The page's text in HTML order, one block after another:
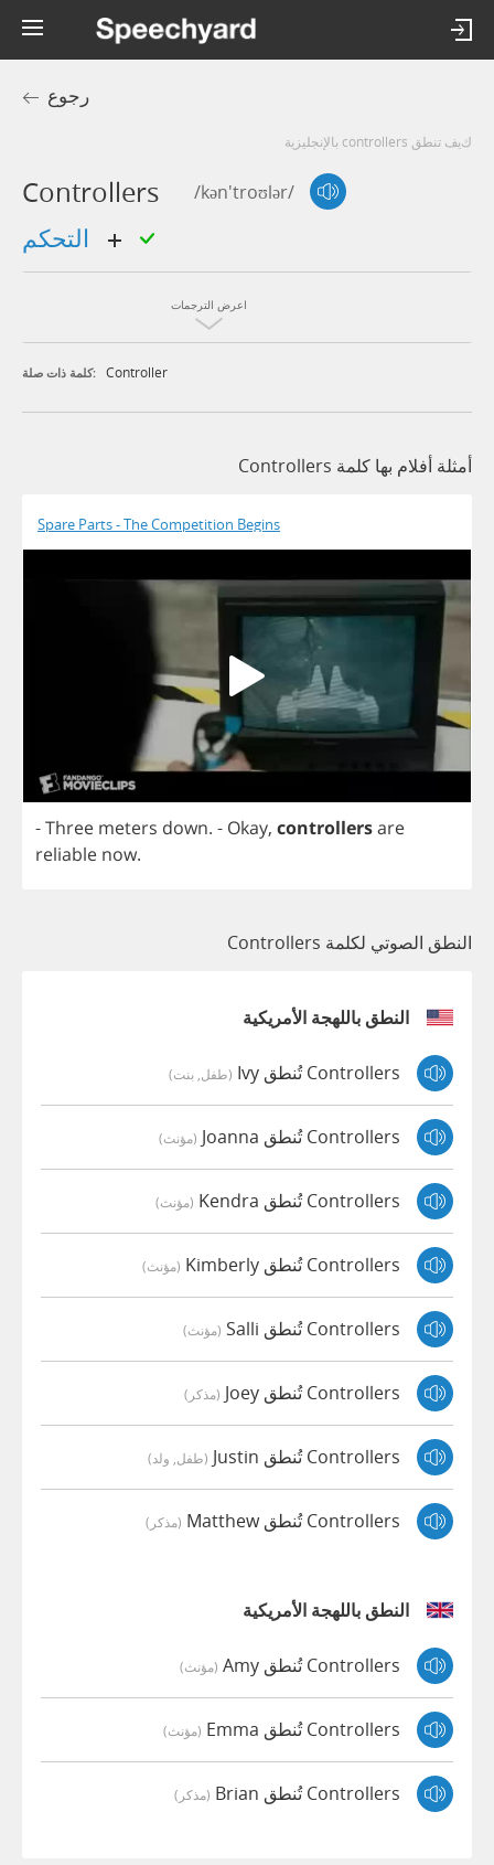
رجوع
كيف تنطق controllers بالإنجليزية
Controllers /kən'troʊlər/
اعرض الترجمات
كلمة ذات صلة: Controller
أمثلة أفلام بها كلمة Controllers
Spare Parts - The Competition Begins
-Three meters down. - Okay, controllersare
reliable now.
النطق الصوتي لكلمة Controllers
النطق باللهجة الأمريكية
Controllers تُنطق Ivy (طفل, بنت)
Controllers تُنطق Joanna (مؤنث)
Controllers تُنطق Kendra (مؤنث)
Controllers تُنطق Kimberly (مؤنث)
Controllers تُنطق Salli (مؤنث)
Controllers تُنطق Joey (مذكر)
Controllers تُنطق Justin (طفل, ولد)
Controllers تُنطق Matthew (مذكر)
النطق باللهجة الأمريكية
Controllers تُنطق Amy (مؤنث)
Controllers تُنطق Emma (مؤنث)
Controllers تُنطق Brian (مذكر)